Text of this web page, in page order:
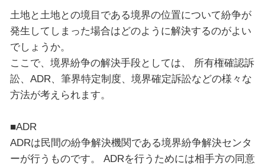
土地と土地との境目である境界の位置について紛争が
発生してしまった場合はどのように解決するのがよい
でしょうか。
ここで、境界紛争の解決手段としては、 所有権確認訴
訟、ADR、筆界特定制度、境界確定訴訟などの様々な
方法が考えられます。
■ADR
ADRは民間の紛争解決機関である境界紛争解決センタ
ーが行うものです。 ADRを行うためには相手方の同意